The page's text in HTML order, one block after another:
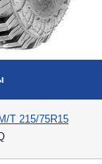
T 215/75R15